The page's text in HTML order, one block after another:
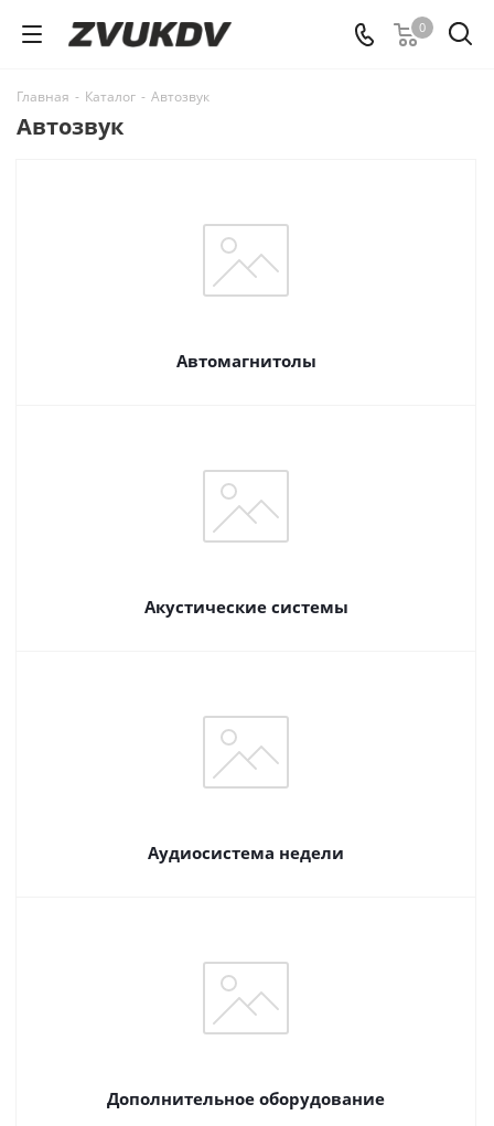
0
Главная - Каталог - Автозвук
Автозвук
Автомагнитолы
Акустические системы
Аудиосистема недели
Дополнительное оборудование